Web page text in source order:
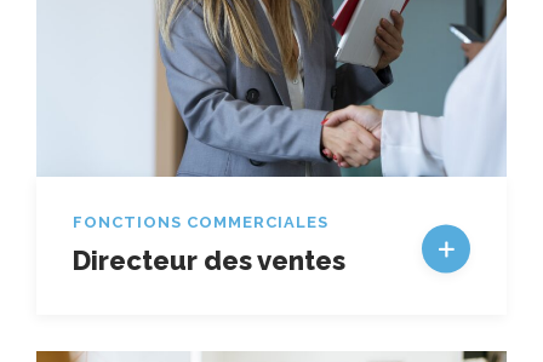
FONCTIONS COMMERCIALES
Directeur des ventes